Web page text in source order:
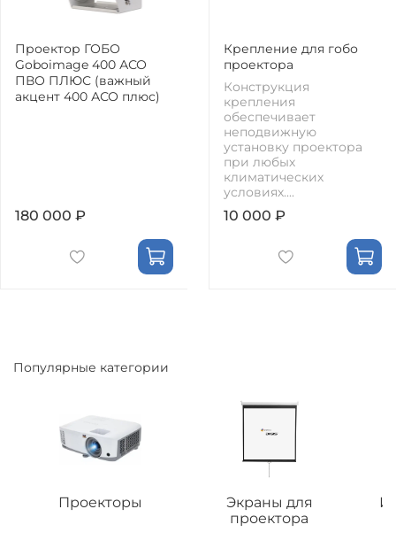
Проектор ГОБО
Goboimage 400 АСО
ПВО ПЛЮС (важный
акцент 400 АСО плюс)
180 000 ₽
Крепление для гобо
проектора
Конструкция
крепления
обеспечивает
неподвижную
установку проектора
при любых
климатических
условиях....
10 000 ₽
Популярные категории
Проекторы
Экраны для
проектора